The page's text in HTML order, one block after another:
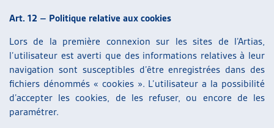
Art. 12 – Politique relative aux cookies
Lors de la première connexion sur les sites de l’Artias,
l’utilisateur est averti que des informations relatives à leur
navigation sont susceptibles d’être enregistrées dans des
fichiers dénommés « cookies ». L’utilisateur a la possibilité
d’accepter les cookies, de les refuser, ou encore de les
paramétrer.